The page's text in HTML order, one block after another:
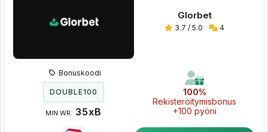
Glorbet
3.7 / 5.0 4
100%
Rekisteröitymisbonus
+100 pyörii
Bonuskoodi
DOUBLE100
MIN WR: 35xB